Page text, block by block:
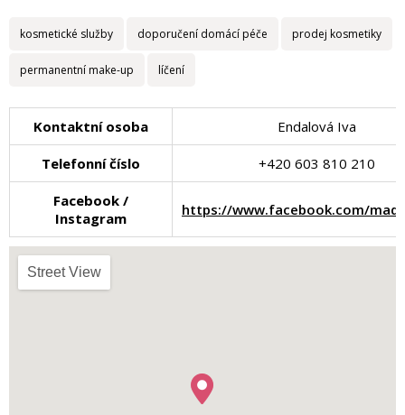
kosmetické služby doporučení domácí péče prodej kosmetiky
permanentní make-up líčení
Kontaktní osoba Endalová Iva
Telefonní číslo +420 603 810 210
Facebook /
Instagram
https://www.facebook.com/
Street View